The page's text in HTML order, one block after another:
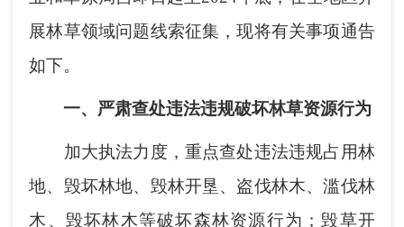
展林草领域问题线索征集，现将有关事项通告
如下。
一、严肃查处违法违规破坏林草资源行为
加大执法力度，重点查处违法违规占用林
地、毁坏林地、毁林开垦、盗伐林木、滥伐林
木、毁坏林木等破坏森林资源行为；毁草开